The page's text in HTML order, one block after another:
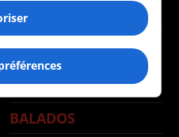
MUSIQUE
BALADOS